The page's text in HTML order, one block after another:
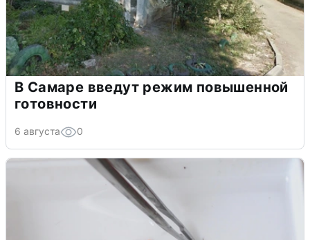
В Самаре введут режим повышенной
готовности
6 августа 0